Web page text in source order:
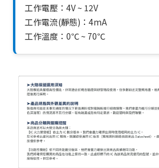
工作電壓：4V ~ 12V
工作電流(靜態)：4mA
工作溫度：0℃ ~ 70℃